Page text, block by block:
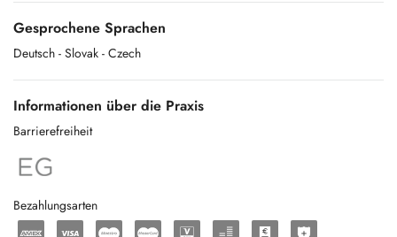
Gesprochene Sprachen
Deutsch - Slovak - Czech
Informationen über die Praxis
Barrierefreiheit
Bezahlungsarten